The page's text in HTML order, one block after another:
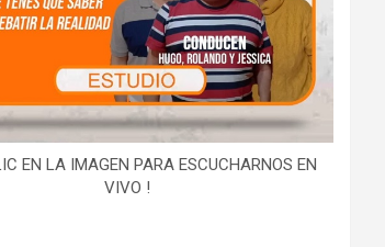
EN LA IMAGEN PARA ESCUCHARNOS EN
VIVO !